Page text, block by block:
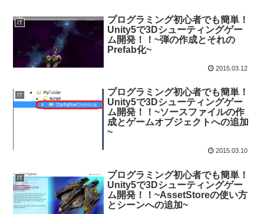
IT
プログラミング初心者でも簡単！
Unity5で3Dシューティングゲー
ム開発！！~弾の作成とそれの
Prefab化~
2015.03.12
IT
プログラミング初心者でも簡単！
Unity5で3Dシューティングゲー
ム開発！！~ソースファイルの作
成とゲームオブジェクトへの追加
~
2015.03.10
IT
プログラミング初心者でも簡単！
Unity5で3Dシューティングゲー
ム開発！！~AssetStoreの使い方
とシーンへの追加~